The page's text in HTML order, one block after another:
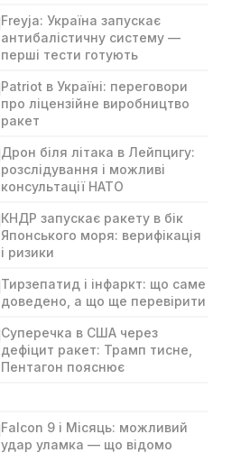
Freyja: Україна запускає
антибалістичну систему —
перші тести готують
Patriot в Україні: переговори
про ліцензійне виробництво
ракет
Дрон біля літака в Лейпцигу:
розслідування і можливі
консультації НАТО
КНДР запускає ракету в бік
Японського моря: верифікація
і ризики
Тирзепатид і інфаркт: що саме
доведено, а що ще перевірити
Суперечка в США через
дефіцит ракет: Трамп тисне,
Пентагон пояснює
Falcon 9 і Місяць: можливий
удар уламка — що відомо